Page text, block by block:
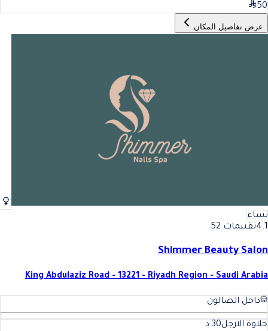
50
عرض تفاصيل المكان
نساء
4.1تقييمات 52
Shimmer Beauty Salon
King Abdulaziz Road - 13221 - Riyadh Region - Saudi Arabia
داخل الصالون
حلاوة الارجل30 د